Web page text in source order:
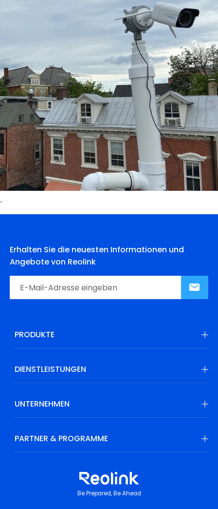
Erhalten Sie die neuesten Informationen und
Angebote von Reolink
PRODUKTE
DIENSTLEISTUNGEN
UNTERNEHMEN
PARTNER & PROGRAMME
Be Prepared, Be Ahead